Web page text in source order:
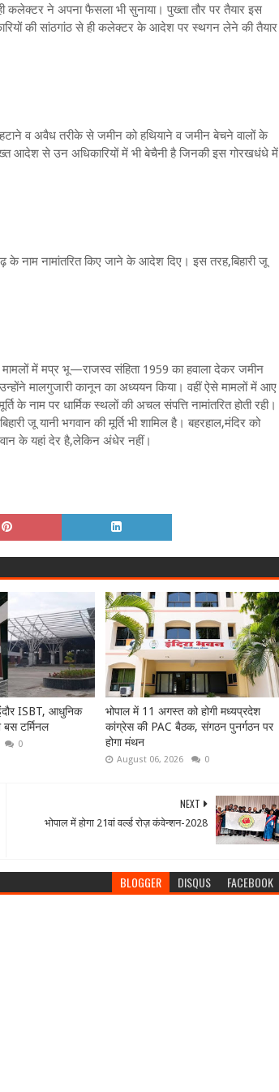
कलेक्टर ने अपना फैसला भी सुनाया। पुख्ता तौर पर तैयार इस
की सांठगांठ से ही कलेक्टर के आदेश पर स्थगन लेने की तैयार
व अवैध तरीके से जमीन को हथियाने व जमीन बेचने वालों के
से उन अधिकारियों में भी बेचैनी है जिनकी इस गोरखधंधे में
नाम नामांतरित किए जाने के आदेश दिए। इस तरह,बिहारी जू
में मप्र भू—राजस्व संहिता 1959 का हवाला देकर जमीन
मालगुजारी कानून का अध्ययन किया। वहीं ऐसे मामलों में आए
नाम पर धार्मिक स्थलों की अचल संपत्ति नामांतरित होती रही।
जू यानी भगवान की मूर्ति भी शामिल है। बहरहाल,मंदिर को
के यहां देर है,लेकिन अंधेर नहीं।
ISBT, आधुनिक
टर्मिनल
0
भोपाल में 11 अगस्त को होगी मध्यप्रदेश
कांग्रेस की PAC बैठक, संगठन पुनर्गठन पर
होगा मंथन
August 06, 2026 0
NEXT
भोपाल में होगा 21वां वर्ल्ड रोज़ कंवेन्शन-2028
BLOGGER DISQUS FACEBOOK